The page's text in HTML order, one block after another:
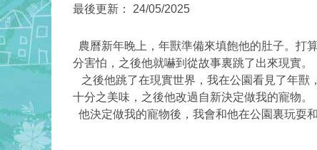
最後更新： 24/05/2025
農曆新年晚上，年獸準備來填飽他的肚子。打
分害怕，之後他就嚇到從故事裏跳了出來現實。
之後他跳了在現實世界，我在公園看見了年獸
十分之美味，之後他改過自新決定做我的寵物。
他決定做我的寵物後，我會和他在公園裏玩耍